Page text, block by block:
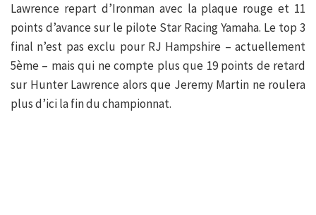
Lawrence repart d’Ironman avec la plaque rouge et 11
points d’avance sur le pilote Star Racing Yamaha. Le top 3
final n’est pas exclu pour RJ Hampshire – actuellement
5ème – mais qui ne compte plus que 19 points de retard
sur Hunter Lawrence alors que Jeremy Martin ne roulera
plus d’ici la fin du championnat.